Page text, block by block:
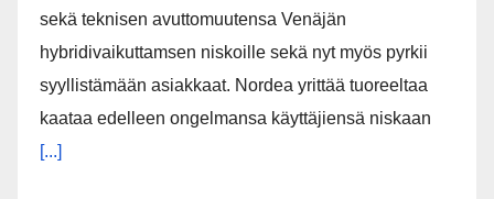
sekä teknisen avuttomuutensa Venäjän
hybridivaikuttamsen niskoille sekä nyt myös pyrkii
syyllistämään asiakkaat. Nordea yrittää tuoreeltaa
kaataa edelleen ongelmansa käyttäjiensä niskaan
[...]